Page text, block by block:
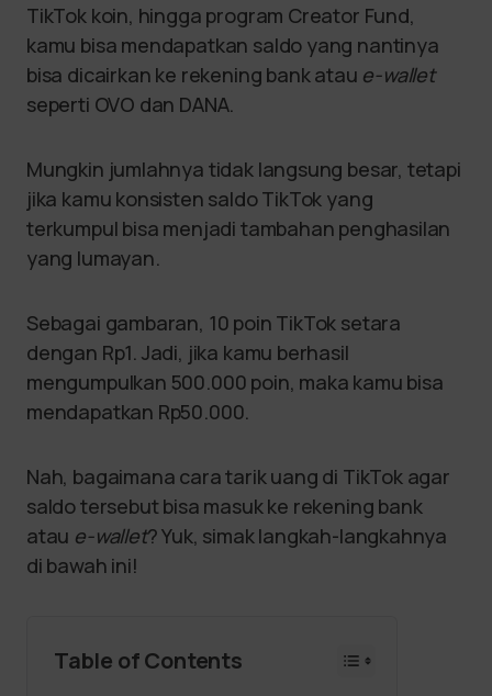
TikTok koin, hingga program Creator Fund,
kamu bisa mendapatkan saldo yang nantinya
bisa dicairkan ke rekening bank atau e-wallet
seperti OVO dan DANA.
Mungkin jumlahnya tidak langsung besar, tetapi
jika kamu konsisten saldo TikTok yang
terkumpul bisa menjadi tambahan penghasilan
yang lumayan.
Sebagai gambaran, 10 poin TikTok setara
dengan Rp1. Jadi, jika kamu berhasil
mengumpulkan 500.000 poin, maka kamu bisa
mendapatkan Rp50.000.
Nah, bagaimana cara tarik uang di TikTok agar
saldo tersebut bisa masuk ke rekening bank
atau e-wallet? Yuk, simak langkah-langkahnya
di bawah ini!
Table of Contents